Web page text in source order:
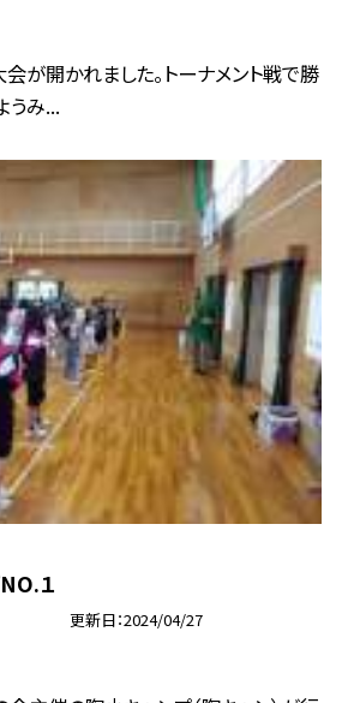
会が開かれました。トーナメント戦で勝
うみ...
１
更新日 2024/04/27